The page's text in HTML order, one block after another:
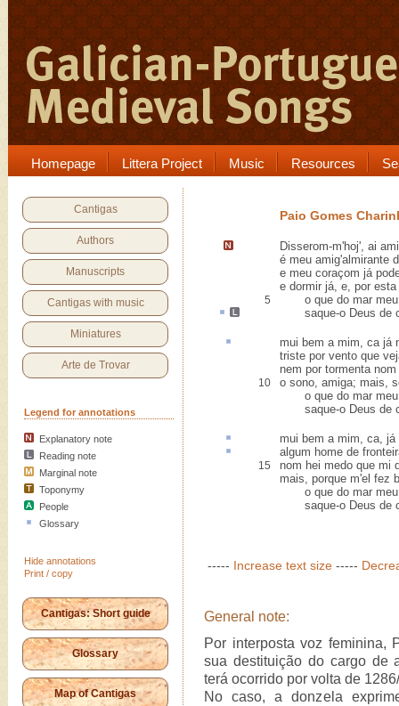
Homepage Littera Project Music Resources
Cantigas
Authors
Manuscripts
Cantigas with music
Miniatures
Arte de Trovar
Legend for annotations
Explanatory note
Reading note
Marginal note
Toponymy
People
Glossary
Hide annotations
Print / copy
Cantigas: Short guide
Glossary
Map of Cantigas
Paio Gomes
Disserom-m'hoj', ai
é meu amig'almirante
e meu coraçom já
e dormir já, e, por
5
o que do mar meu
saque-o Deus de
mui bem a mim, cajá
triste por vento que
nem por tormenta
10
o sono, amiga; mais,
o que do mar meu
saque-o Deus de
mui bem a mim, ca, já
algum home de
15
nom hei medo que mi
mais, porque m'el fez
o que do mar meu
saque-o Deus de
----- Increase text size -----
General note:
Por interposta voz feminina,
sua destituição do cargo de
terá ocorrido por volta de
No caso, a donzela